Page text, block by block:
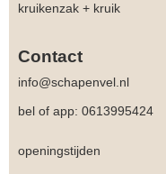
kruikenzak + kruik
Contact
info@schapenvel.nl
bel of app: 0613995424
openingstijden